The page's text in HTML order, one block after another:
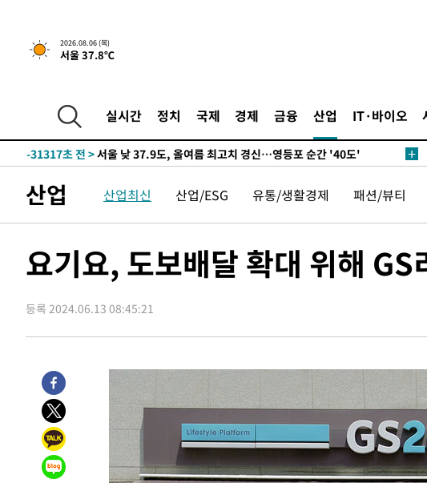
2026.08.06 (목)
서울 37.8℃
실시간 정치 국제 경제 금융 산업 IT·바이오
-32029초 전 >'낮 최고 39도' 불볕더위…한밤 열대야도 계속[내일날씨]
-31988초 전 >
-31477초 전 >
'월드컵 탈락 후폭풍' 축구협회…초유의 압수수색에 '충격·당황'
-31317초 전 >
서울 낮 37.9도, 올여름 최고치 경신…영등포 순간 '40도'
-30879초 전 >[속보]종합특검, 대검 추가 압수수색…내란 중요임무종사 혐의
-26904초 전 >
[속보]코스피, 301.88포인트(4.58%) 내린 6296.38 마감
-26769초 전 >[속보]원·달러 환율, 0.7원 내린 1423.8원 마감
-21413초 전 >손흥민, 5경기 연속골 실패…LAFC는 승부차기 끝 과달라하라 격파
-13651초 전 >트럼프, 한국계 진보 주지사 후보 맹공…"공산주의가 최대 위협"
-13629초 전 >"美간섭에 합의 지연"…트럼프, '이란 호르무즈 통제권' 수용할까
-8846초 전 >
[속보]경찰, '홍명보 선임 논란' 대한축구협회·축구회관 등 압수수색
-8233초 전 > [속보]산업장관 "美무역법 제301조 과잉생산 결과 발표 8월 중 예상
-8026초 전 >
[속보]코스피 매도사이드카 발동…4%대 급락
-7298초 전 >
[속보]전남광주 초대 시민추천 부시장에 백승주·윤난실
-4859초 전 >
서울 열대야 15일째 지속…비공식 '초열대야' 30도 넘어
산업 산업최신 산업/ESG 유통/생활경제 패션/뷰티
요기요, 도보배달 확대 위해
등록 2024.06.13 08:45:21